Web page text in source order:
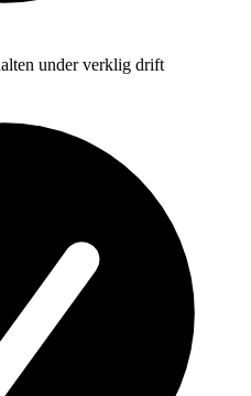
under verklig drift